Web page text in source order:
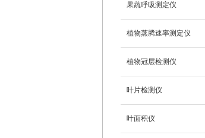
果蔬呼吸测定仪
植物蒸腾速率测定仪
植物冠层检测仪
叶片检测仪
叶面积仪